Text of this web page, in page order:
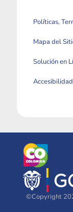
Políticas,
Mapa del
Solución en
Accesibilidad
©Copyright